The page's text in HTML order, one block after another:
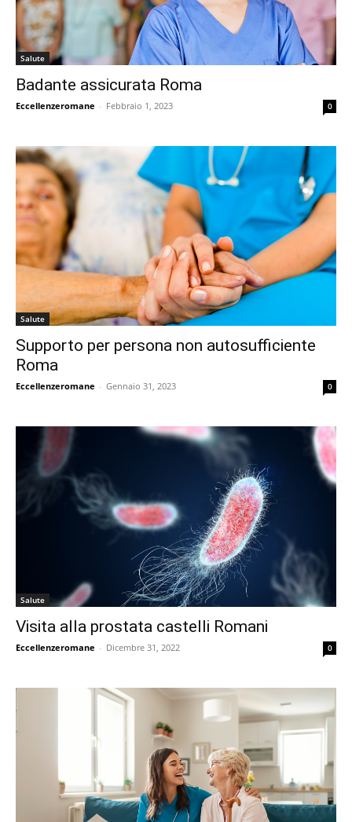
Salute
Badante assicurata Roma
Eccellenzeromane - Febbraio 1, 2023 0
Salute
Supporto per persona non autosufficiente
Roma
Eccellenzeromane - Gennaio 31, 2023 0
Salute
Visita alla prostata castelli Romani
Eccellenzeromane - Dicembre 31, 2022 0